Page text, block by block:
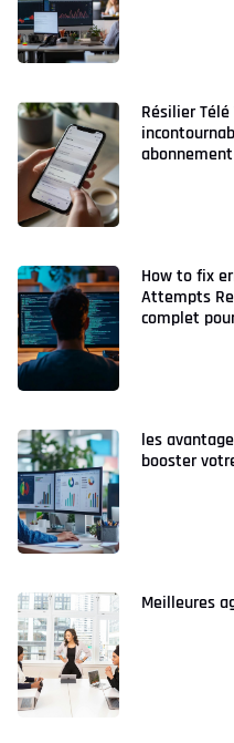
Résilier
How to fix
Attempts
complet
les
booster
Meilleures